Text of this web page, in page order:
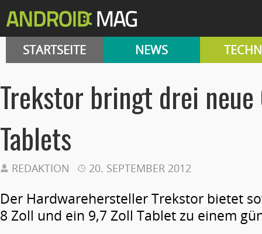
STARTSEITE NEWS
Trekstor bringt drei
Tablets
REDAKTION 20. SEPTEMBER 2012
Der Hardwarehersteller Trekstor bietet
8 Zoll und ein 9,7 Zoll Tablet zu einem